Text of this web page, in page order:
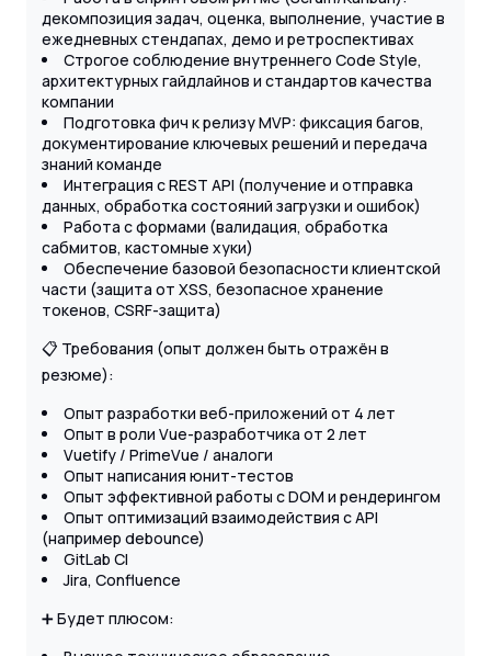
декомпозиция задач, оценка, выполнение, участие в
ежедневных стендапах, демо и ретроспективах
Строгое соблюдение внутреннего Code Style,
архитектурных гайдлайнов и стандартов качества
компании
Подготовка фич к релизу MVP: фиксация багов,
документирование ключевых решений и передача
знаний команде
Интеграция с REST API (получение и отправка
данных, обработка состояний загрузки и ошибок)
Работа с формами (валидация, обработка
сабмитов, кастомные хуки)
Обеспечение базовой безопасности клиентской
части (защита от XSS, безопасное хранение
токенов, CSRF-защита)
📋 Требования (опыт должен быть отражён в
резюме):
Опыт разработки веб-приложений от 4 лет
Опыт в роли Vue-разработчика от 2 лет
Vuetify / PrimeVue / аналоги
Опыт написания юнит-тестов
Опыт эффективной работы с DOM и рендерингом
Опыт оптимизаций взаимодействия с API
(например debounce)
GitLab CI
Jira, Confluence
➕ Будет плюсом: